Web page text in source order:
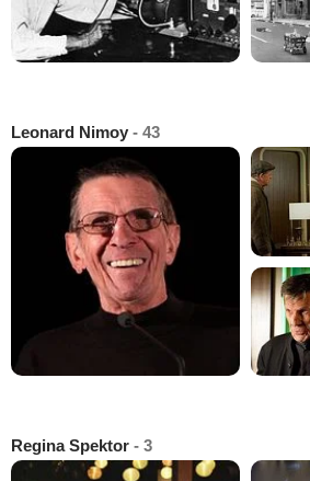
Leonard Nimoy - 43
Regina Spektor - 3